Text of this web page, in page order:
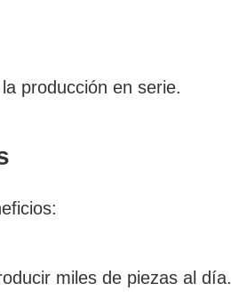
producción en serie.
miles de piezas al día.